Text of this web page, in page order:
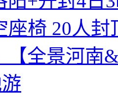
座椅 20人
【全景河南